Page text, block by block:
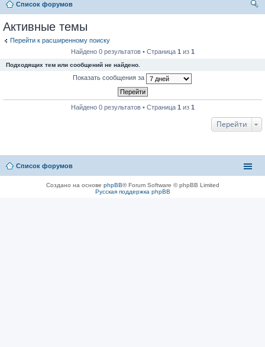
Список форумов
Активные темы
Перейти к расширенному поиску
Найдено 0 результатов • Страница 1 из 1
Подходящих тем или сообщений не найдено.
Показать сообщения за
Найдено 0 результатов • Страница 1 из 1
Перейти
Список форумов
Создано на основе phpBB® Forum Software © phpBB Limited
Русская поддержка phpBB